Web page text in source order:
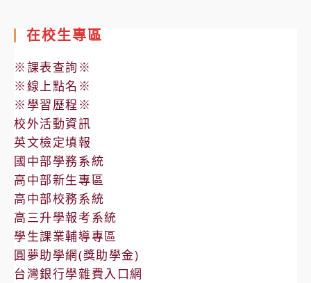
在校生專區
※課表查詢※
※線上點名※
※學習歷程※
校外活動資訊
英文檢定填報
國中部學務系統
高中部新生專區
高中部校務系統
高三升學報考系統
學生課業輔導專區
圓夢助學網(獎助學金)
台灣銀行學雜費入口網